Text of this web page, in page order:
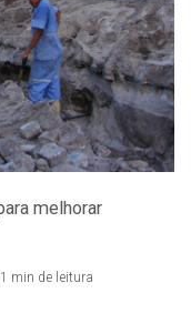
melhorar
1 min de leitura